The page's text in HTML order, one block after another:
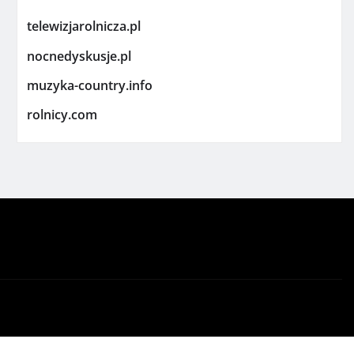
telewizjarolnicza.pl
nocnedyskusje.pl
muzyka-country.info
rolnicy.com